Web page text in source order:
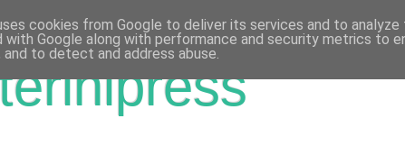
cookies from Google to deliver its services and to analyze
with Google along with performance and security metrics to
to detect and address abuse.